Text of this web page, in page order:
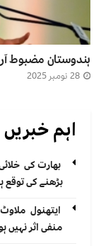
ہندوستان مضبوط
اہم خبریں
بڑھنے کی توقع
ایتھنول
منفی اثر نہیں